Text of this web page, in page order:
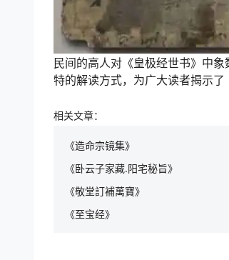
民间的高人对《皇极经世书》中
特的解读方式，为广大读者揭示了
相关文章：
《造命宗镜集》
《卧云子家藏.阳宅秘旨》
《敬堂訂補萬寶》
《至宝经》